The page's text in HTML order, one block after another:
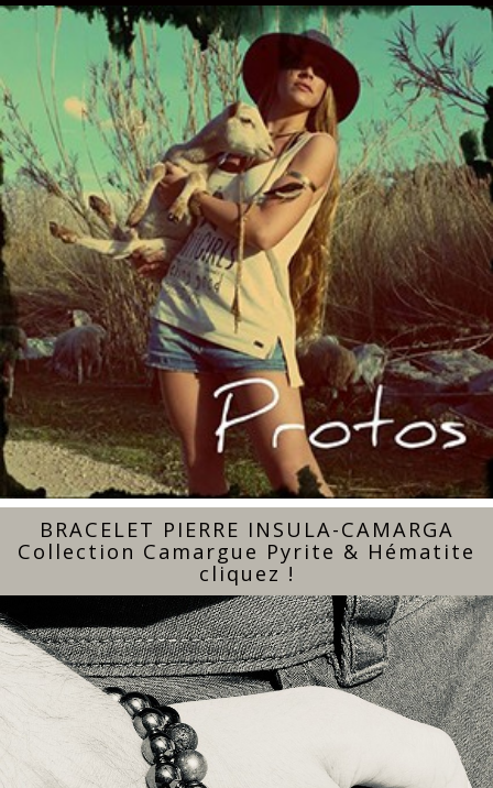
BRACELET PIERRE INSULA-CAMARGA
Collection Camargue Pyrite & Hématite
cliquez !